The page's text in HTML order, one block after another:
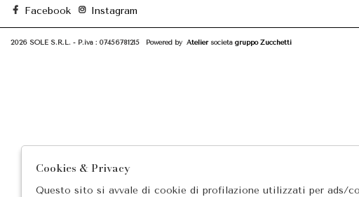
Facebook Instagram
2026 SOLE S.R.L. - P.iva : 07456781215 Powered by Ateliersocietà gruppo Zucchetti
Cookies & Privacy
Questo sito si avvale di cookie di profilazione utilizzati per ads/